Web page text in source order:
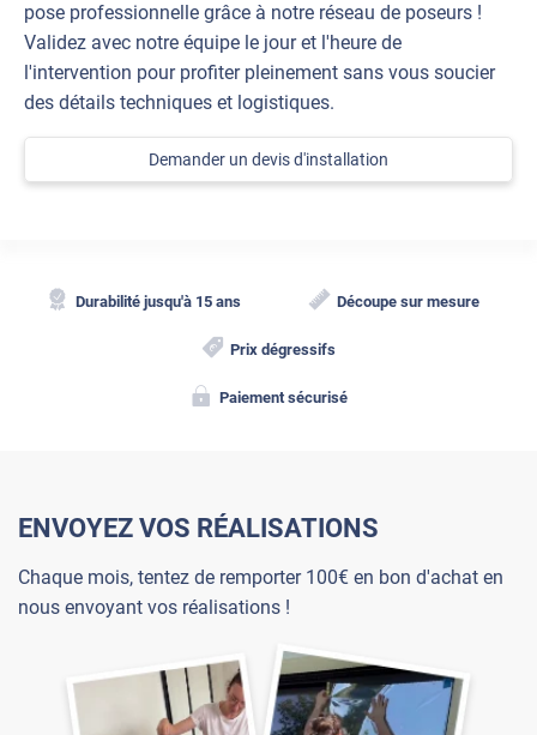
pose professionnelle grâce à notre réseau de poseurs !
Validez avec notre équipe le jour et l'heure de
l'intervention pour profiter pleinement sans vous soucier
des détails techniques et logistiques.
Demander un devis d'installation
Durabilité jusqu'à 15 ans Découpe sur mesure
Prix dégressifs
Paiement sécurisé
ENVOYEZ VOS RÉALISATIONS
Chaque mois, tentez de remporter 100€ en bon d'achat en
nous envoyant vos réalisations !